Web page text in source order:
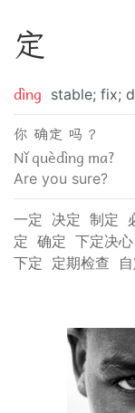
定
dìng stable; fix;
你 确定 吗 ？
Nǐ quèdìng ma?
Are you sure?
一定 决定 制定
定 确定 下定决心
下定 定期检查